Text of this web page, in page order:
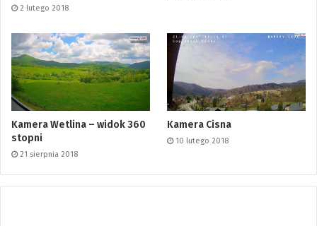
2 lutego 2018
Kamera Wetlina – widok 360
stopni
21 sierpnia 2018
Kamera Cisna
10 lutego 2018